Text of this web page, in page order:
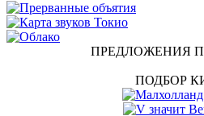
ПРЕДЛОЖЕНИЯ
ПОДБОР